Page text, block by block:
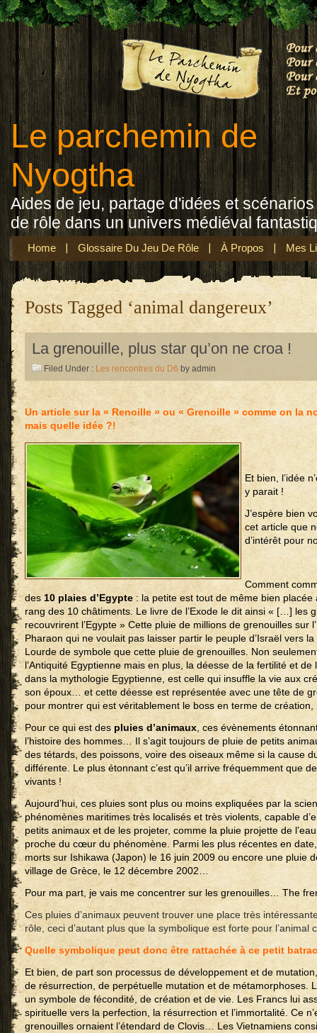
Le parchemin de
Nyogtha
Aides de jeu, partage d'idées et
de rôle dans un univers médiéval
Home Glossaire Du Jeu De Rôle À Propos Mes
Posts Tagged ‘animal dangereux’
La grenouille, plus star qu’on ne croa !
Filed Under : Les rencontres du D6 by admin
Un article sur la « Renoille » ou « Grenoille » comme on la
mais quelle idée ?!
Et bien, l’idée
y parait !
J’espère bien
cet article que
d’intérêt pour
Comment
des 10 plaies d’Egypte : la petite est tout de même bien
rang des 10 châtiments. Le livre de l’Exode le dit ainsi « […] les
recouvrirent l’Egypte » Cette pluie de millions de grenouilles sur
Pharaon qui ne voulait pas laisser partir le peuple d’Israël vers
Lourde de symbole que cette pluie de grenouilles. Non
l’Antiquité Egyptienne mais en plus, la déesse de la fertilité et
dans la mythologie Egyptienne, est celle qui insuffle la vie aux
son époux… et cette déesse est représentée avec une tête de
pour montrer qui est véritablement le boss en terme de création,
Pour ce qui est des pluies d’animaux , ces évènements
l’histoire des hommes… Il s’agit toujours de pluie de petits
des tétards, des poissons, voire des oiseaux même si la cause
différente. Le plus étonnant c’est qu’il arrive fréquemment que
vivants !
Aujourd’hui, ces pluies sont plus ou moins expliquées par la
phénomènes maritimes très localisés et très violents, capable
petits animaux et de les projeter, comme la pluie projette de
proche du cœur du phénomène. Parmi les plus récentes en
morts sur Ishikawa (Japon) le 16 juin 2009 ou encore une pluie
village de Grèce, le 12 décembre 2002…
Pour ma part, je vais me concentrer sur les grenouilles… The
Ces pluies d’animaux peuvent trouver une place très
rôle, ceci d’autant plus que la symbolique est forte pour l’animal
Quelle symbolique peut donc être rattachée à ce petit
Et bien, de part son processus de développement et de
de résurrection, de perpétuelle mutation et de métamorphoses.
un symbole de fécondité, de création et de vie. Les Francs lui
spirituelle vers la perfection, la résurrection et l’immortalité. Ce
grenouilles ornaient l’étendard de Clovis… Les Vietnamiens